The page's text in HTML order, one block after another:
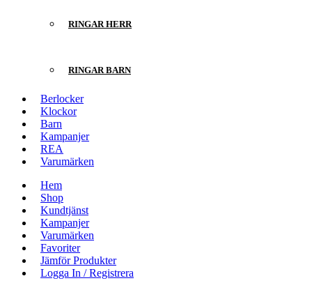
RINGAR HERR
RINGAR BARN
Berlocker
Klockor
Barn
Kampanjer
REA
Varumärken
Hem
Shop
Kundtjänst
Kampanjer
Varumärken
Favoriter
Jämför Produkter
Logga In / Registrera